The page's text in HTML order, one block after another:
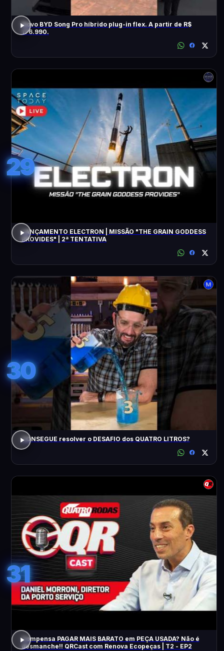
Novo BYD Song Pro híbrido plug-in flex. A partir de R$
176.990.
29
LANÇAMENTO ELECTRON | MISSÃO "THE GRAIN GODDESS
PROVIDES" | 2ª TENTATIVA
30
CONSEGUE resolver o DESAFIO dos QUATRO LITROS?
31
Compensa PAGAR MAIS BARATO em PEÇA USADA? Não é
desmanche!! QRCast com Renova Ecopeças | T2 - EP2